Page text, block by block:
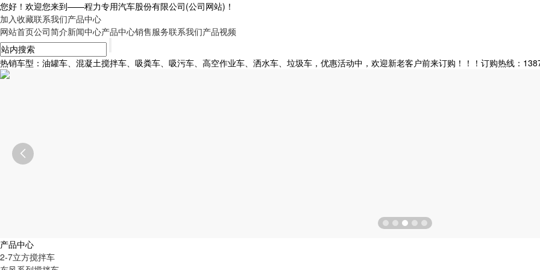
您好！欢迎您来到——程力专用汽车股份有限公司(公司网站)！
加入收藏联系我们产品中心
网站首页公司简介新闻中心产品中心销售服务联系我们产品视频
热销车型：油罐车、混凝土搅拌车、吸粪车、吸污车、高空作业车、洒水车、垃圾车，优惠活动中，欢迎新老客户前来订购！！！订购热线：

产品中心
2-7立方搅拌车